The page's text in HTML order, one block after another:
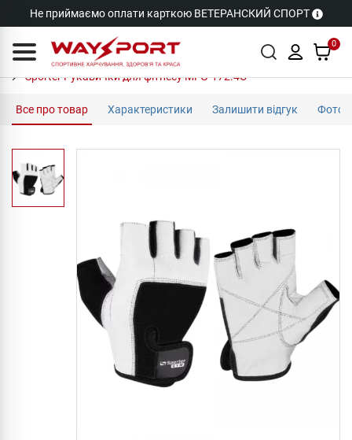
Не приймаємо оплати карткою ВЕТЕРАНСКИЙ СПОРТ
0
Sporter Рукавички для фітнесу MFG-172.4C
Все про товар Характеристики Залишити відгук Фото